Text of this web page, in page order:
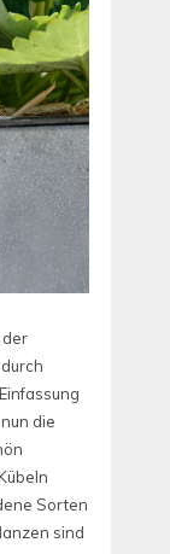
der
die
Sorten
sind